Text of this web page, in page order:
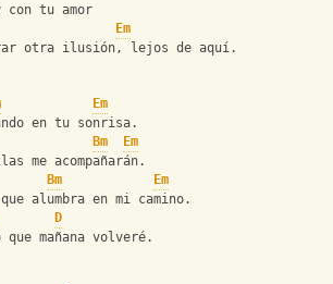
con tu amor
Em
otra ilusión, lejos de aquí.
Em
en tu sonrisa.
Bm
Em
me acompañarán.
Bm
Em
alumbra en mi camino.
D
mañana volveré.